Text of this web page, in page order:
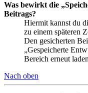
Was bewirkt die
Beitrags?
Hiermit kannst du
zu einem späteren
Den gesicherten
„Gespeicherte
Bereich erneut
Nach oben